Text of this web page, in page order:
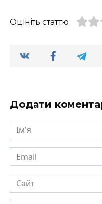
Оцініть статтю
Додати
Ім'я
Email
Сайт